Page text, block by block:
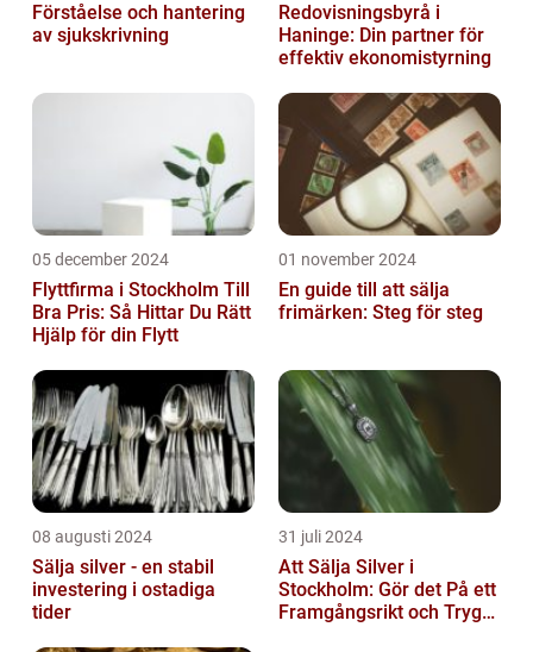
Förståelse och hantering
av sjukskrivning
Redovisningsbyrå i
Haninge: Din partner för
effektiv ekonomistyrning
05 december 2024
Flyttfirma i Stockholm Till
Bra Pris: Så Hittar Du Rätt
Hjälp för din Flytt
01 november 2024
En guide till att sälja
frimärken: Steg för steg
08 augusti 2024
Sälja silver - en stabil
investering i ostadiga
tider
31 juli 2024
Att Sälja Silver i
Stockholm: Gör det På ett
Framgångsrikt och Tryggt